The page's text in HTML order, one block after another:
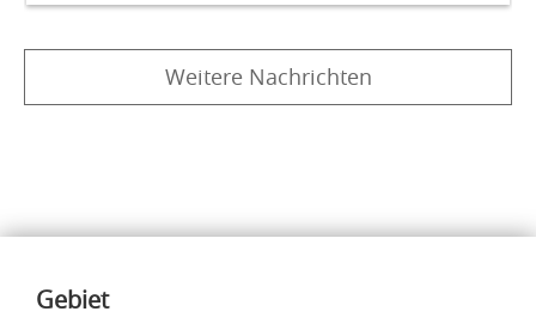
Weitere Nachrichten
Inhalte
Gebiet